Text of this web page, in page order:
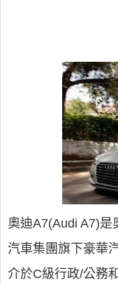
奧迪A7(Audi A7)是
汽車集團旗下豪華
介於C級行政/公務